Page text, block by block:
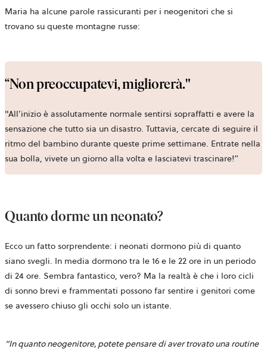
Maria ha alcune parole rassicuranti per i neogenitori che si
trovano su queste montagne russe:
“Non preoccupatevi, migliorerà."
"All’inizio è assolutamente normale sentirsi sopraffatti e avere la
sensazione che tutto sia un disastro. Tuttavia, cercate di seguire il
ritmo del bambino durante queste prime settimane. Entrate nella
sua bolla, vivete un giorno alla volta e lasciatevi trascinare!”
Quanto dorme un neonato?
Ecco un fatto sorprendente: i neonati dormono più di quanto
siano svegli. In media dormono tra le 16 e le 22 ore in un periodo
di 24 ore. Sembra fantastico, vero? Ma la realtà è che i loro cicli
di sonno brevi e frammentati possono far sentire i genitori come
se avessero chiuso gli occhi solo un istante.
“In quanto neogenitore, potete pensare di aver trovato una routine